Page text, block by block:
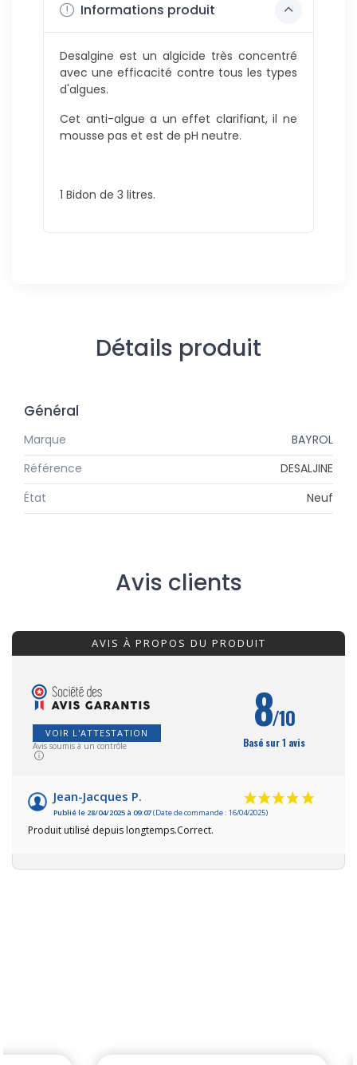
Informations produit
Desalgine est un algicide très concentré
avec une efficacité contre tous les types
d'algues.
Cet anti-algue a un effet clarifiant, il ne
mousse pas et est de pH neutre.
1 Bidon de 3 litres.
Détails produit
Général
Marque
BAYROL
Référence
DESALJINE
État
Neuf
Avis clients
AVIS À PROPOS DU PRODUIT
VOIR L'ATTESTATION
Avis soumis à un contrôle
8/10
Basé sur 1 avis
Jean-Jacques P.
Publié le 28/04/2025 à 09:07(Date de commande : 16/04/2025)
Produit utilisé depuis longtemps.Correct.